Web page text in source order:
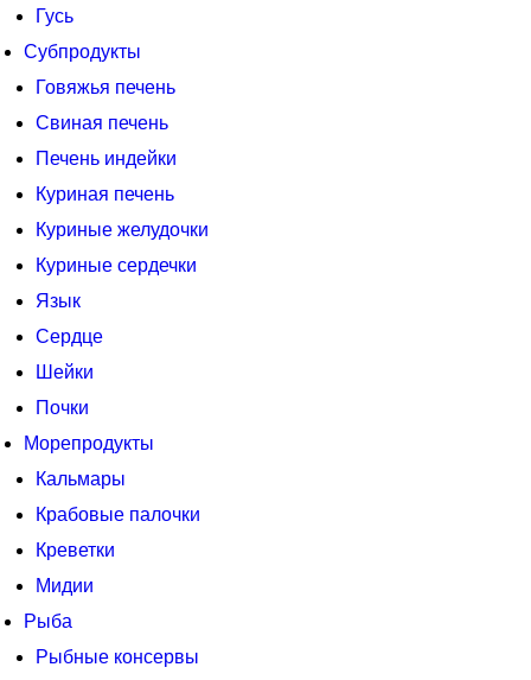
Гусь
Субпродукты
Говяжья печень
Свиная печень
Печень индейки
Куриная печень
Куриные желудочки
Куриные сердечки
Язык
Сердце
Шейки
Почки
Морепродукты
Кальмары
Крабовые палочки
Креветки
Мидии
Рыба
Рыбные консервы